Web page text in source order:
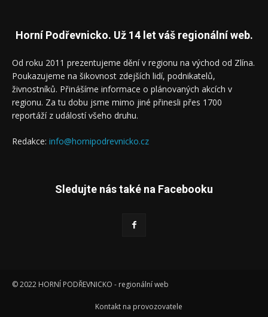
Horní Podřevnicko. Už 14 let váš regionální web.
Od roku 2011 prezentujeme dění v regionu na východ od Zlína.
Poukazujeme na šikovnost zdejších lidí, podnikatelů,
živnostníků. Přinášíme informace o plánovaných akcích v
regionu. Za tu dobu jsme mimo jiné přinesli přes 1700
reportáží z událostí všeho druhu.
Redakce: info@hornipodrevnicko.cz
Sledujte nás také na Facebooku
© 2022 HORNÍ PODŘEVNICKO - regionální web
Kontakt na provozovatele